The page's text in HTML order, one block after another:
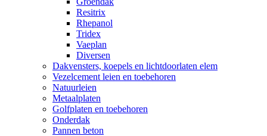
Resitrix
Rhepanol
Tridex
Vaeplan
Diversen
Dakvensters, koepels en lichtdoorlaten elem
Vezelcement leien en toebehoren
Natuurleien
Metaalplaten
Golfplaten en toebehoren
Onderdak
Pannen beton